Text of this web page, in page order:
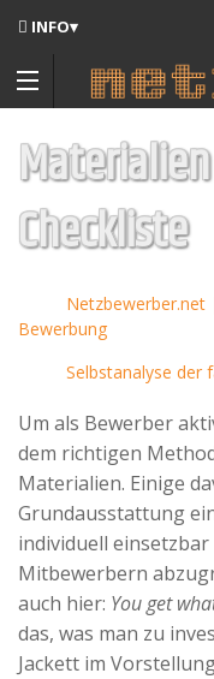
INFO▾
Updates
Entwickler
Hintergrund
Nutzungsbedingungen
Spenden
Advertiser
Checkliste
Bewerbung
Selbstanalyse der
Um als Bewerber
dem richtigen
Materialien. Einige
Grundausstattung
individuell einsetzbar
Mitbewerbern
auch hier: You get
das, was man zu
Jackett im